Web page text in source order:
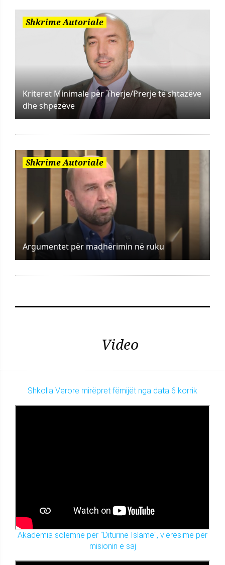
Shkrime Autoriale
Kriteret Minimale për Therje/Prerje të shtazëve
dhe shpezëve
Shkrime Autoriale
Argumentet për madhërimin në ruku
Video
Shkolla Verore mirëpret fëmijët nga data 6 korrik
Akademia solemne për "Diturinë Islame", vlerësime për
misionin e saj